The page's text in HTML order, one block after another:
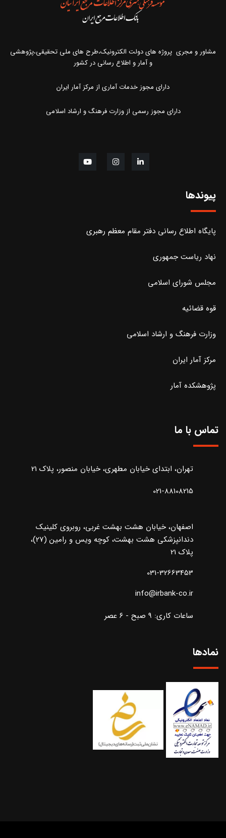
مشاور و مجری پروژه های دولت الکترونیک،طرح های ملی تحقیقی،پژوهشی
و آمار و اطلاع رسانی در کشور
دارای مجوز خدمات آماری از مرکز آمار ایران
دارای مجوز رسمی از وزارت فرهنگ و ارشاد اسلامی
پیوندها
پایگاه اطلاع رسانی دفتر مقام معظم رهبری
نهاد ریاست جمهوری
مجلس شورای اسلامی
قوه قضائیه
وزارت فرهنگ و ارشاد اسلامی
مرکز آمار ایران
پژوهشکده آمار
تماس با ما
تهران، ابتدای خیابان مطهری، خیابان منصور، پلاک 21
021-88108215
اصفهان، خیابان هشت بهشت غربی، روبروی کلینیک
دندانپزشکی هشت بهشت، کوچه ویس و رامین (27)،
پلاک 21
031-32663453
info@irbank-co.ir
ساعات کاری: ۹ صبح - ۶ عصر
نمادها